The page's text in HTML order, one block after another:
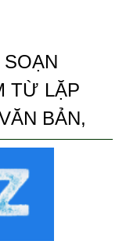
TỪ LẶP
BẢN,